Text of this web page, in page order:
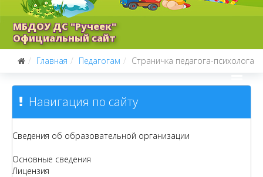
МБДОУ ДС "Ручеек"
Официальный сайт
Главная Педагогам Страничка педагога-психолога
Навигация по сайту
Сведения об образовательной организации
Основные сведения
Лицензия